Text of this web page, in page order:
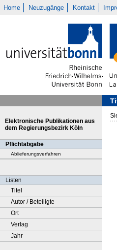
Home Neuzugänge Kontakt
Elektronische Publikationen aus
dem Regierungsbezirk Köln
Pflichtabgabe
Ablieferungsverfahren
Listen
Titel
Autor / Beteiligte
Ort
Verlag
Jahr